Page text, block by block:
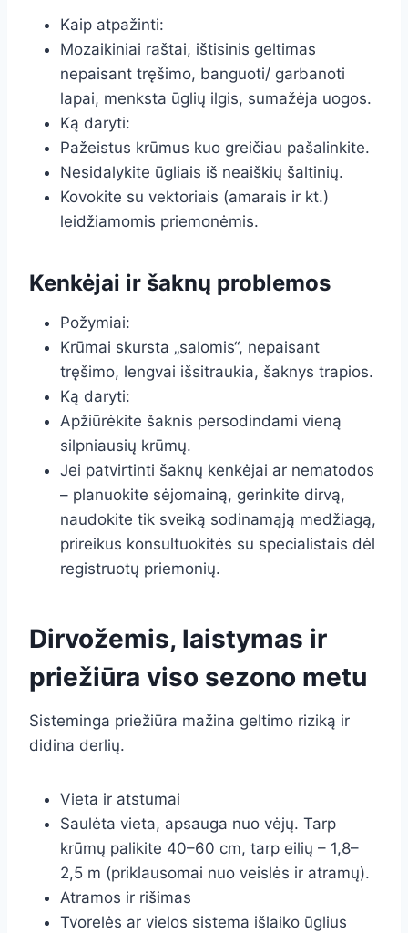
Kaip atpažinti:
Mozaikiniai raštai, ištisinis geltimas
nepaisant tręšimo, banguoti/ garbanoti
lapai, menksta ūglių ilgis, sumažėja uogos.
Ką daryti:
Pažeistus krūmus kuo greičiau pašalinkite.
Nesidalykite ūgliais iš neaiškių šaltinių.
Kovokite su vektoriais (amarais ir kt.)
leidžiamomis priemonėmis.
Kenkėjai ir šaknų problemos
Požymiai:
Krūmai skursta „salomis“, nepaisant
tręšimo, lengvai išsitraukia, šaknys trapios.
Ką daryti:
Apžiūrėkite šaknis persodindami vieną
silpniausių krūmų.
Jei patvirtinti šaknų kenkėjai ar nematodos
– planuokite sėjomainą, gerinkite dirvą,
naudokite tik sveiką sodinamąją medžiagą,
prireikus konsultuokitės su specialistais dėl
registruotų priemonių.
Dirvožemis, laistymas ir
priežiūra viso sezono metu
Sisteminga priežiūra mažina geltimo riziką ir
didina derlių.
Vieta ir atstumai
Saulėta vieta, apsauga nuo vėjų. Tarp
krūmų palikite 40–60 cm, tarp eilių – 1,8–
2,5 m (priklausomai nuo veislės ir atramų).
Atramos ir rišimas
Tvorelės ar vielos sistema išlaiko ūglius